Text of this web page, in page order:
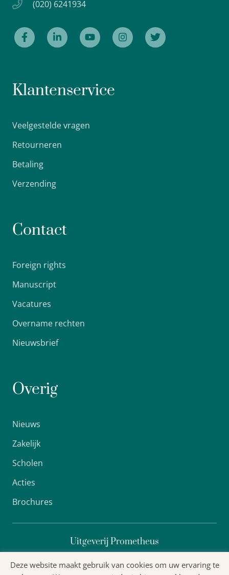
(020) 6241934
Klantenservice
Veelgestelde vragen
Retourneren
Betaling
Verzending
Contact
Foreign rights
Manuscript
Vacatures
Overname rechten
Nieuwsbrief
Overig
Nieuws
Zakelijk
Scholen
Acties
Brochures
Uitgeverij Prometheus
Deze website maakt gebruik van cookies om uw ervaring te